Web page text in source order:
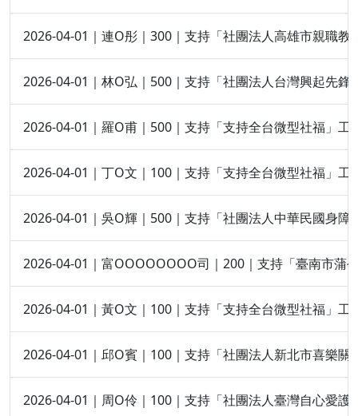
2026-04-01｜連O彤｜300｜支持「社團法人高雄市親職教
2026-04-01｜林O弘｜500｜支持「社團法人台灣興起先鋒
2026-04-01｜羅O甫｜500｜支持「支持全台微型社福」工
2026-04-01｜丁O文｜100｜支持「支持全台微型社福」工
2026-04-01｜吳O輝｜500｜支持「社團法人中華民國身障
2026-04-01｜富OOOOOOOO司｜200｜支持「臺南市蒲
2026-04-01｜黃O文｜100｜支持「支持全台微型社福」工
2026-04-01｜邱O賓｜100｜支持「社團法人新北市喜樂關
2026-04-01｜周O伶｜100｜支持「社團法人臺灣自心愛護